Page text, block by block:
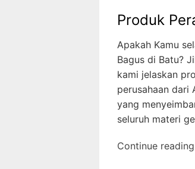
Produk
Apakah Kamu
Bagus di Batu?
kami jelaskan
perusahaan
yang
seluruh materi
Continue